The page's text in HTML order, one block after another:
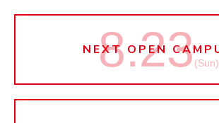
NEXT OPEN
8.23(Sun)